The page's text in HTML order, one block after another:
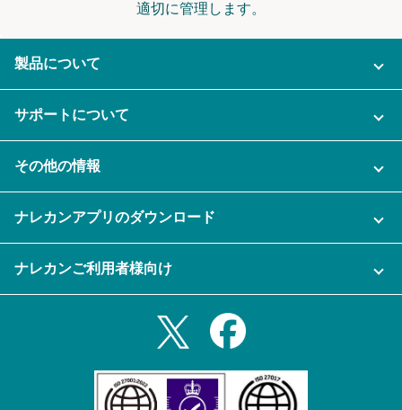
適切に管理します。
製品について
ご利用企業様の声
セキュリティ
資料をダウンロードする
メール自動転送機能
サポートについて
充実サポート
その他の情報
セミナー一覧
プライバシーポリシー
ナレカンアプリのダウンロード
Androidタブレットアプリ
ナレカンご利用者様向け